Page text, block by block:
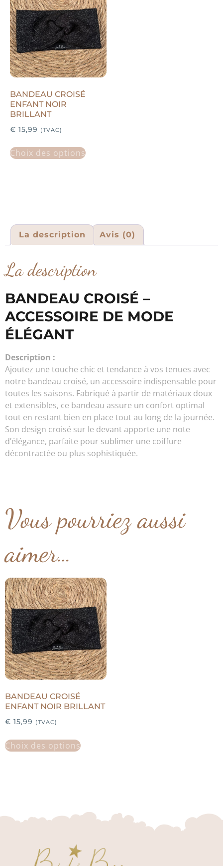
BANDEAU CROISÉ
ENFANT NOIR
BRILLANT
€ 15,99 (TVAC)
Choix des options
La description Avis (0)
La description
BANDEAU CROISÉ –
ACCESSOIRE DE MODE
ÉLÉGANT
Description :
Ajoutez une touche chic et tendance à vos tenues avec
notre bandeau croisé, un accessoire indispensable pour
toutes les saisons. Fabriqué à partir de matériaux doux
et extensibles, ce bandeau assure un confort optimal
tout en restant bien en place tout au long de la journée.
Son design croisé sur le devant apporte une note
d’élégance, parfaite pour sublimer une coiffure
décontractée ou plus sophistiquée.
Vous pourriez aussi
aimer…
BANDEAU CROISÉ
ENFANT NOIR BRILLANT
€ 15,99 (TVAC)
Choix des options